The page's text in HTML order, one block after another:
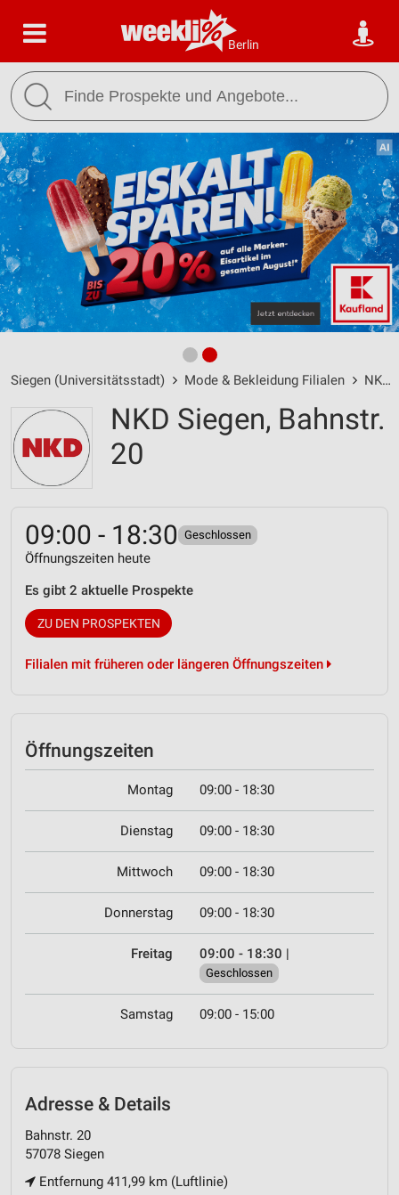
Berlin
Siegen (Universitätsstadt) Mode & Bekleidung Filialen NKD Filialen
NKD Siegen, Bahnstr.
20
09:00 - 18:30 Geschlossen
Öffnungszeiten heute
Es gibt 2 aktuelle Prospekte
ZU DEN PROSPEKTEN
Filialen mit früheren oder längeren Öffnungszeiten
Öffnungszeiten
Montag 09:00 - 18:30
Dienstag 09:00 - 18:30
Mittwoch 09:00 - 18:30
Donnerstag 09:00 - 18:30
Freitag 09:00 - 18:30 |
Geschlossen
Samstag 09:00 - 15:00
Adresse & Details
Bahnstr. 20
57078 Siegen
Entfernung 411,99 km (Luftlinie)